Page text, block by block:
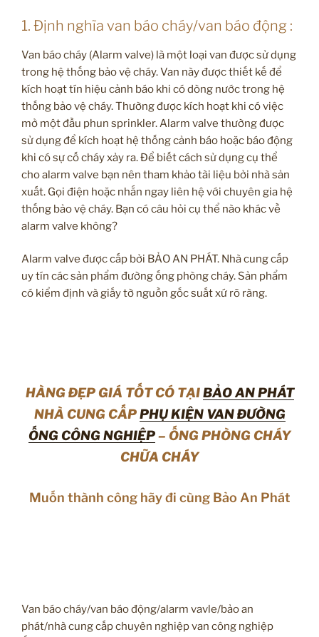
1. Định nghĩa van báo cháy/van báo động :
Van báo cháy (Alarm valve) là một loại van được sử dụng
trong hệ thống bảo vệ cháy. Van này được thiết kế để
kích hoạt tín hiệu cảnh báo khi có dòng nước trong hệ
thống bảo vệ cháy. Thường được kích hoạt khi có việc
mở một đầu phun sprinkler. Alarm valve thường được
sử dụng để kích hoạt hệ thống cảnh báo hoặc báo động
khi có sự cố cháy xảy ra. Để biết cách sử dụng cụ thể
cho alarm valve bạn nên tham khảo tài liệu bởi nhà sản
xuất. Gọi điện hoặc nhắn ngay liên hệ với chuyên gia hệ
thống bảo vệ cháy. Bạn có câu hỏi cụ thể nào khác về
alarm valve không?
Alarm valve được cấp bởi BẢO AN PHÁT. Nhà cung cấp
uy tín các sản phẩm đường ống phòng cháy. Sản phẩm
có kiểm định và giấy tờ nguồn gốc suất xứ rõ ràng.
HÀNG ĐẸP GIÁ TỐT CÓ TẠIBẢO AN PHÁT
NHÀ CUNG CẤPPHỤ KIỆN VAN ĐƯỜNG
ỐNG CÔNG NGHIỆP– ỐNG PHÒNG CHÁY
CHỮA CHÁY
Muốn thành công hãy đi cùng Bảo An Phát
Van báo cháy/van báo động/alarm vavle/bảo an
phát/nhà cung cấp chuyên nghiệp van công nghiệp